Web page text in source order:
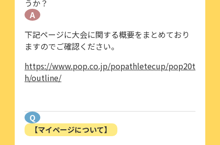
うか？
A
下記ページに大会に関する概要をまとめており
ますのでご確認ください。
https://www.pop.co.jp/popathletecup/pop20t
h/outline/
Q
【マイページについて】